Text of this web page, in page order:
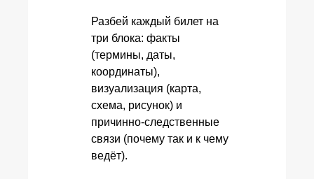
Разбей каждый билет на
три блока: факты
(термины, даты,
координаты),
визуализация (карта,
схема, рисунок) и
причинно-следственные
связи (почему так и к чему
ведёт).